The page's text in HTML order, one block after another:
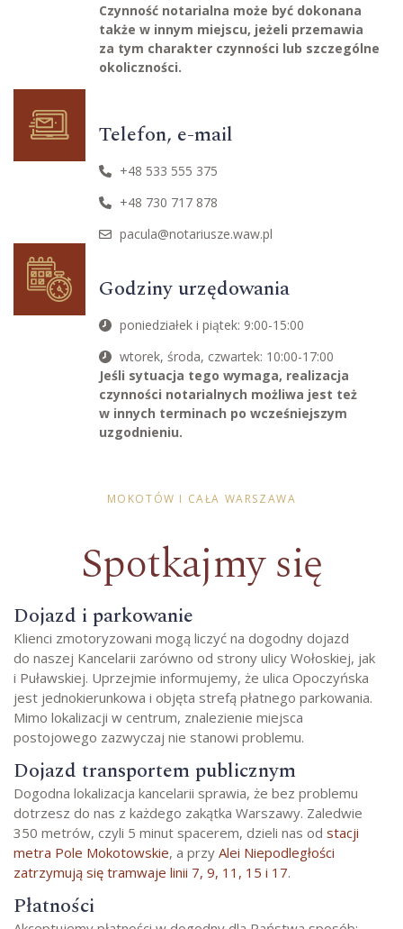
Czynność notarialna może być dokonana
także w innym miejscu, jeżeli przemawia
za tym charakter czynności lub szczególne
okoliczności.
Telefon, e-mail
+48 533 555 375
+48 730 717 878
pacula@notariusze.waw.pl
Godziny urzędowania
poniedziałek i piątek: 9:00-15:00
wtorek, środa, czwartek: 10:00-17:00
Jeśli sytuacja tego wymaga, realizacja
czynności notarialnych możliwa jest też
w innych terminach po wcześniejszym
uzgodnieniu.
MOKOTÓW I CAŁA WARSZAWA
Spotkajmy się
Dojazd i parkowanie
Klienci zmotoryzowani mogą liczyć na dogodny dojazd
do naszej Kancelarii zarówno od strony ulicy Wołoskiej, jak
i Puławskiej. Uprzejmie informujemy, że ulica Opoczyńska
jest jednokierunkowa i objęta strefą płatnego parkowania.
Mimo lokalizacji w centrum, znalezienie miejsca
postojowego zazwyczaj nie stanowi problemu.
Dojazd transportem publicznym
Dogodna lokalizacja kancelarii sprawia, że bez problemu
dotrzesz do nas z każdego zakątka Warszawy. Zaledwie
350 metrów, czyli 5 minut spacerem, dzieli nas od stacji
metra Pole Mokotowskie, a przy Alei Niepodległości
zatrzymują się tramwaje linii 7, 9, 11, 15 i 17.
Płatności